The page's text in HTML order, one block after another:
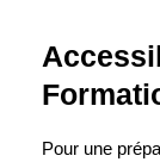
Pour une